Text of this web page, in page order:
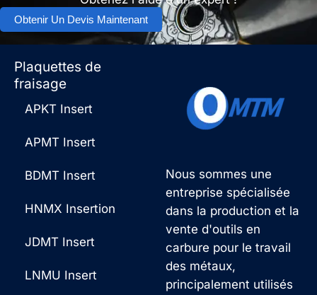
Obtenir Un Devis Maintenant
Nous sommes une
entreprise spécialisée
dans la production et la
vente d'outils en
carbure pour le travail
des métaux,
principalement utilisés
Plaquettes de
fraisage
APKT Insert
APMT Insert
BDMT Insert
HNMX Insertion
JDMT Insert
LNMU Insert